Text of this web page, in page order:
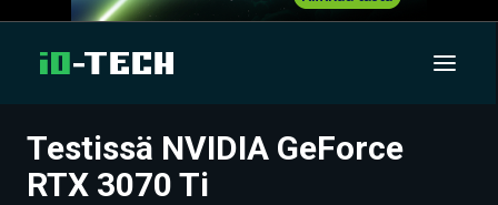
UUTISET
Testissä NVIDIA GeForce
RTX 3070 Ti